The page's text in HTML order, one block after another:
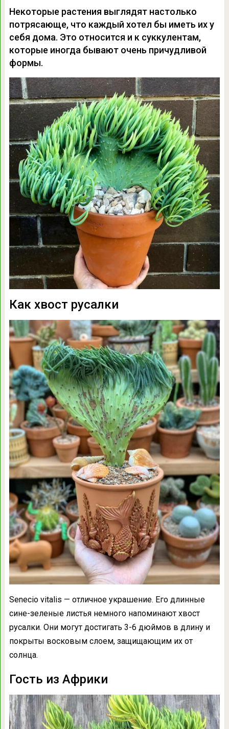
Некоторые растения выглядят настолько
потрясающе, что каждый хотел бы иметь их у
себя дома. Это относится и к суккулентам,
которые иногда бывают очень причудливой
формы.
Как хвост русалки
Senecio vitalis — отличное украшение. Его длинные
сине-зеленые листья немного напоминают хвост
русалки. Они могут достигать 3-6 дюймов в длину и
покрыты восковым слоем, защищающим их от
солнца.
Гость из Африки